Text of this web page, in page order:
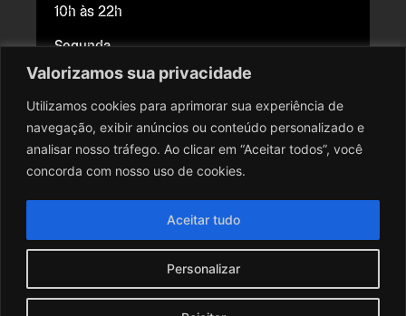
Valorizamos sua privacidade
Utilizamos cookies para aprimorar sua experiência de
navegação, exibir anúncios ou conteúdo personalizado e
analisar nosso tráfego. Ao clicar em “Aceitar todos”, você
concorda com nosso uso de cookies.
Personalizar
Aceitar tudo
10h às 22h
Segunda
Fechado para manutenção
Copyright © 2026 Cine Brasília. Todos os direitos reservados.
Todo o conteúdo do site, todas as fotos, imagens, logotipos,
dress, aqui veiculados são de propriedade exclusiva do Cine
Brasília. É vedada qualquer reprodução, total ou parcial, de
qualquer elemento de identidade, sem expressa autorização. A
violação de qualquer direito mencionado implicará na